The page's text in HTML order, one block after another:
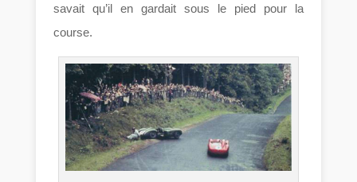
savait qu’il en gardait sous le pied pour la
course.